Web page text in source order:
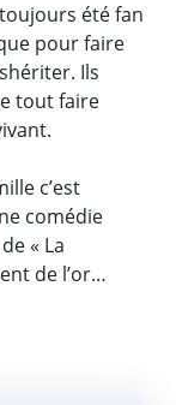
été fan
pour faire
Ils
tout faire
c’est
comédie
« La
de l’or…